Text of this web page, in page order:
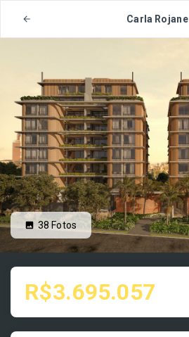
Carla Rojane
38 Fotos
R$3.695.057